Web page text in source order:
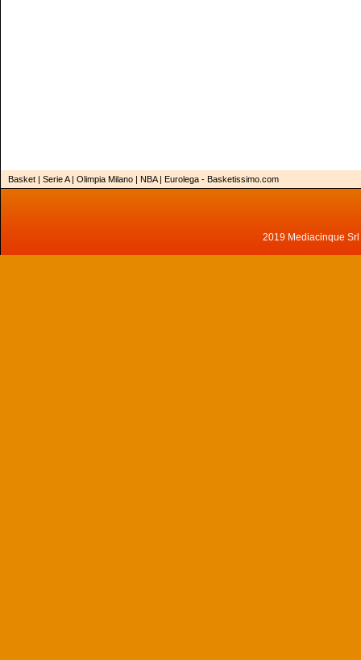
Basket | Serie A | Olimpia Milano | NBA | Eurolega - Basketissimo.com
2019 Mediacinque Srl